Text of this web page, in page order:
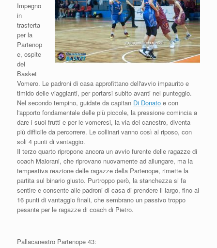
Impegno
in
trasferta
per la
Partenop
e, ospite
del
Basket
Vomero. Le padroni di casa approfittano dell'avvio impaurito e
timido delle viaggianti, per portarsi subito avanti nel punteggio.
Nel secondo tempino, guidate da capitan Di Donato e con
l'apporto fondamentale delle più piccole, la pressione comincia a
dare i suoi frutti e per le vomeresi, la via del canestro, diventa
più difficile da percorrere. Le collinari vanno così al riposo, con
soli 4 punti di vantaggio.
Il terzo quarto ripropone ancora un avvio furente delle ragazze di
coach Maiorani, che riprovano nuovamente ad allungare, ma la
tempestiva reazione delle ragazze della Partenope, rimette la
partita sul binario giusto. Purtroppo però, la stanchezza si fa
sentire e consente alle padroni di casa di prendere il largo, fino ai
16 punti di vantaggio finali, che sembrano un passivo troppo
pesante per le ragazze di coach di Pietro.
Pallacanestro Partenope 43: